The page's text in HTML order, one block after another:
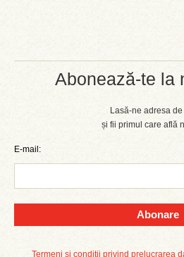
Abonează-te la
Lasă-ne adresa de
și fii primul care află
E-mail:
Abonare
Termeni și condiții privind prelucrarea